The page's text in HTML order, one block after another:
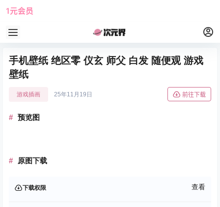
1元会员
手机壁纸 绝区零 仪玄 师父 白发 随便观 游戏
壁纸
游戏插画 25年11月19日 前往下载
预览图
原图下载
下载权限 查看